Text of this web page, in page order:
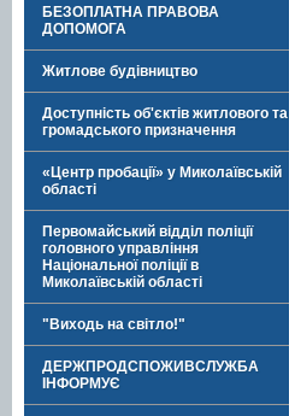
БЕЗОПЛАТНА ПРАВОВА
ДОПОМОГА
Житлове будівництво
Доступність об'єктів житлового та
громадського призначення
«Центр пробації» у Миколаївській
області
Первомайський відділ поліції
головного управління
Національної поліції в
Миколаївській області
"Виходь на світло!"
ДЕРЖПРОДСПОЖИВСЛУЖБА
ІНФОРМУЄ